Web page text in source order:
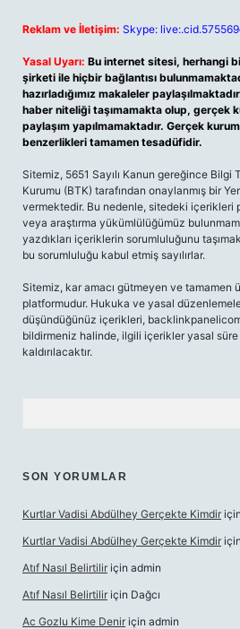
Reklam ve İletişim: Skype:
Yasal Uyarı: Bu internet sitesi, herhangi
şirketi ile hiçbir bağlantısı
hazırladığımız makaleler
haber niteliği taşımamakta olup, gerçek
paylaşım yapılmamaktadır. Gerçek
benzerlikleri tamamen tesadüfidir.
Sitemiz, 5651 Sayılı Kanun gereğince Bilgi
Kurumu (BTK) tarafından onaylanmış bir
vermektedir. Bu nedenle, sitedeki içerikleri
veya araştırma yükümlülüğümüz
yazdıkları içeriklerin sorumluluğunu
bu sorumluluğu kabul etmiş sayılırlar.
Sitemiz, kar amacı gütmeyen ve tamamen
platformudur. Hukuka ve yasal
düşündüğünüz içerikleri,
bildirmeniz halinde, ilgili içerikler yasal
kaldırılacaktır.
SON YORUMLAR
Kurtlar Vadisi Abdülhey Gerçekte Kimdir için
Kurtlar Vadisi Abdülhey Gerçekte Kimdir için
Atıf Nasıl Belirtilir için admin
Atıf Nasıl Belirtilir için Dağcı
Ac Gozlu Kime Denir için admin